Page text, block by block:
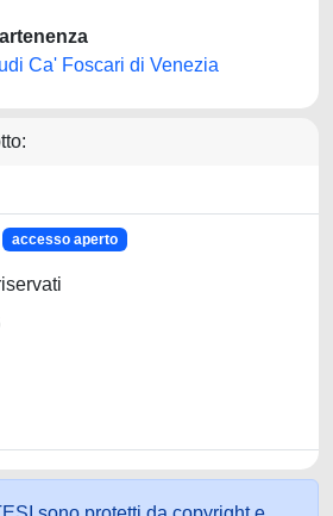
Ca' Foscari di Venezia
accesso aperto